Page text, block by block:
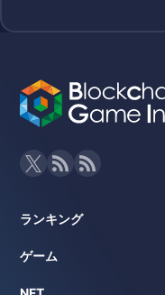
ランキング
ゲーム